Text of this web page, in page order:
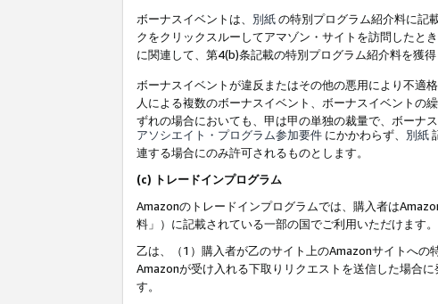
ボーナスイベントは、 別紙の特別プログラム紹介料に記
クをクリックスルーしてアマゾン・サイトを訪問したと
に関連して、第4(b)条記載の特別プログラム紹介料を獲得
ボーナスイベントが違反またはその他の悪用により不適
人による複数のボーナスイベント、ボーナスイベントの
ずれの場合においても、甲は甲の単独の裁量で、ボーナ
アソシエイト・プログラム参加要件 にかかわらず、 別紙
連する場合にのみ許可されるものとします。
(c) トレードインプログラム
Amazonのトレードインプログラムでは、購入者は
料」）に記載されている一部の国でご利用いただけます。
乙は、（1）購入者が乙のサイト上のAmazonサイトへの
Amazonが受け入れる下取りリクエストを送信した場合
す。